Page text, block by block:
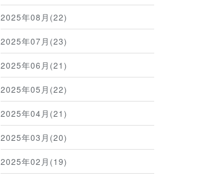
2025年08月(22)
2025年07月(23)
2025年06月(21)
2025年05月(22)
2025年04月(21)
2025年03月(20)
2025年02月(19)